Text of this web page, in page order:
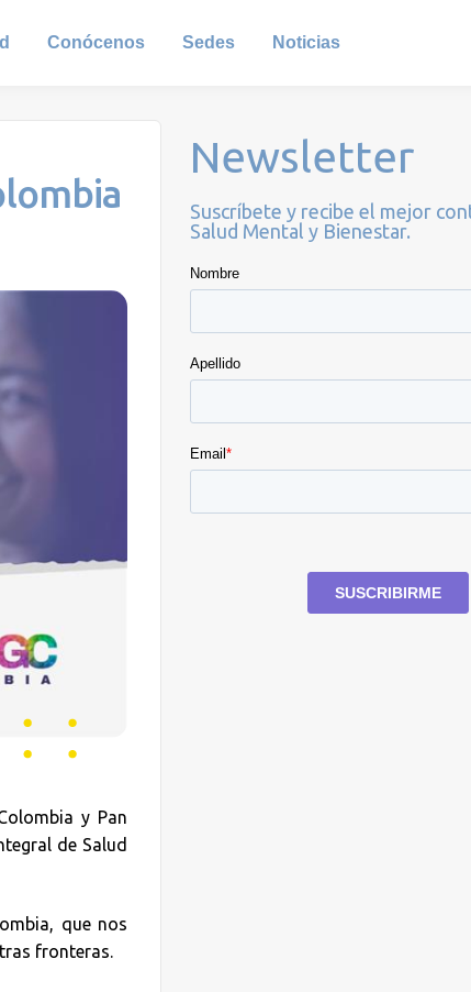
Conócenos Sedes Noticias
y Pan
de Salud
que nos
fronteras.
Newsletter
Suscríbete y recibe el mejor
Salud Mental y Bienestar.